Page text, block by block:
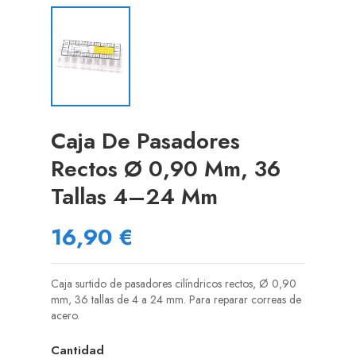
Caja De Pasadores
Rectos Ø 0,90 Mm, 36
Tallas 4–24 Mm
16,90 €
Caja surtido de pasadores cilíndricos rectos, Ø 0,90
mm, 36 tallas de 4 a 24 mm. Para reparar correas de
acero.
Cantidad